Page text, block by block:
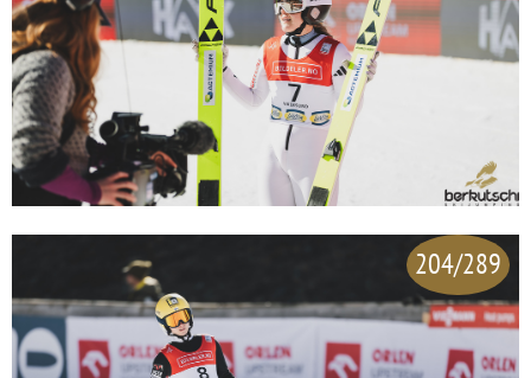
204/289